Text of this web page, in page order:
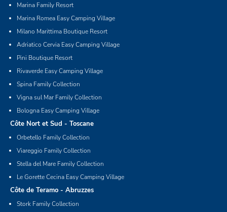
Marina Family Resort
Marina Romea Easy Camping Village
Milano Marittima Boutique Resort
Adriatico Cervia Easy Camping Village
Pini Boutique Resort
Rivaverde Easy Camping Village
Spina Family Collection
Vigna sul Mar Family Collection
Bologna Easy Camping Village
Côte Nort et Sud - Toscane
Orbetello Family Collection
Viareggio Family Collection
Stella del Mare Family Collection
Le Gorette Cecina Easy Camping Village
Côte de Teramo - Abruzzes
Stork Family Collection